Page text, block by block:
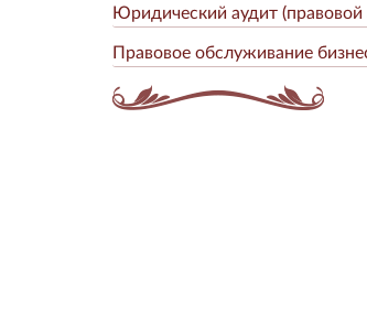
Юридический аудит (правовой
Правовое обслуживание